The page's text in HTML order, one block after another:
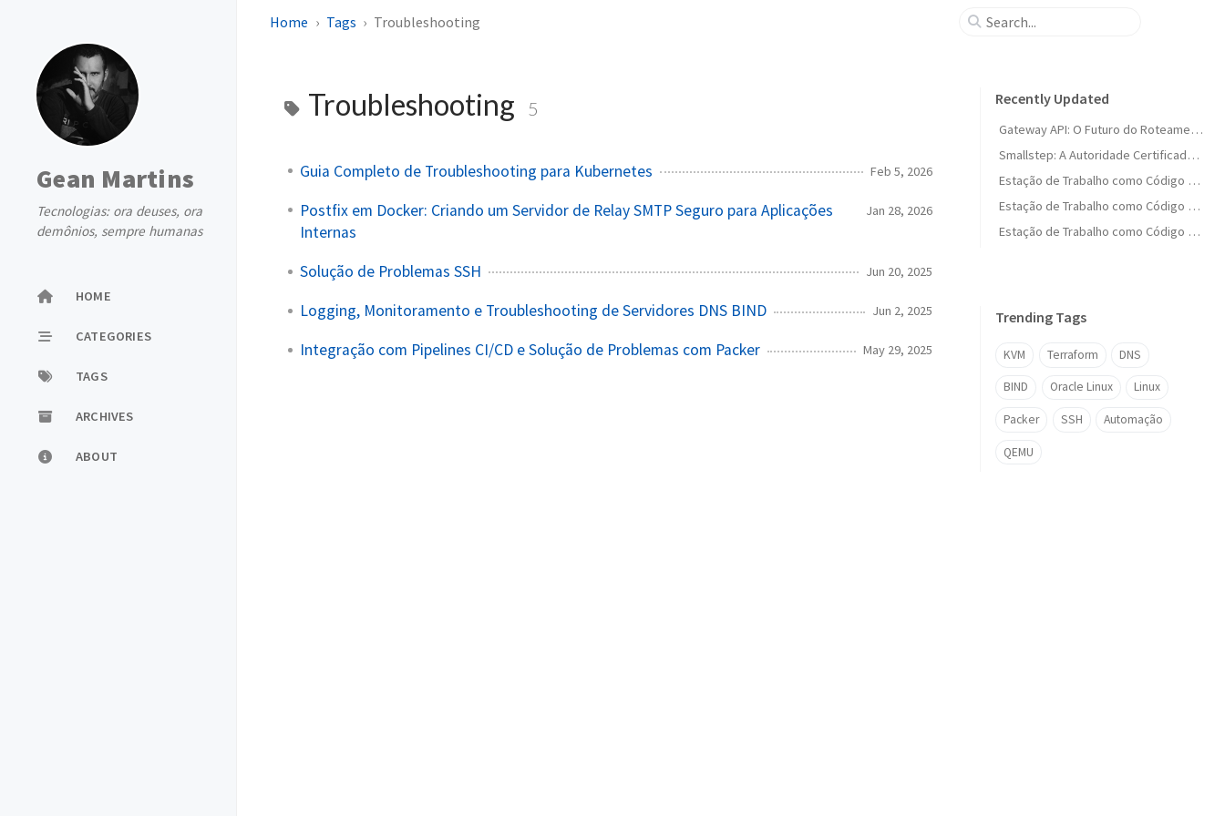
Gean Martins
Tecnologias: ora deuses, ora
demônios, sempre humanas
HOME
CATEGORIES
TAGS
ARCHIVES
ABOUT
Home Tags Troubleshooting
Troubleshooting 5
Guia Completo de Troubleshooting para Kubernetes Feb 5, 2026
Postfix em Docker: Criando um Servidor de Relay SMTP Seguro para Aplicações
Internas
Jan 28, 2026
Solução de Problemas SSH Jun 20, 2025
Logging, Monitoramento e Troubleshooting de Servidores DNS BIND Jun 2, 2025
Integração com Pipelines CI/CD e Solução de Problemas com Packer May 29, 2025
Recently Updated
Gateway API: O Futuro do Roteamento no Kubernetes
Smallstep: A Autoridade Certificadora Moderna para Ambientes Cloud-Native
Estação de Trabalho como Código (Parte 1.5): Ferramentas Essenciais do Linux
Estação de Trabalho como Código (Parte 15): Balanço Geral e Fechamento da Série
Estação de Trabalho como Código (Parte 14): Infraestrutura no GCP com Terraform
Trending Tags
KVM Terraform DNS
BIND Oracle Linux Linux
Packer SSH Automação
QEMU